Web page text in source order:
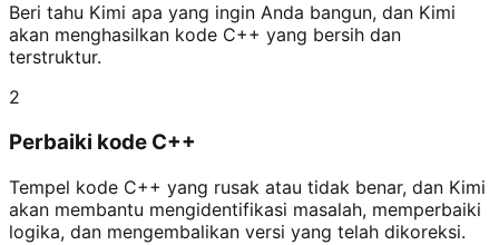
Beri tahu Kimi apa yang ingin Anda bangun, dan Kimi
akan menghasilkan kode C++ yang bersih dan
terstruktur.
2
Perbaiki kode C++
Tempel kode C++ yang rusak atau tidak benar, dan Kimi
akan membantu mengidentifikasi masalah, memperbaiki
logika, dan mengembalikan versi yang telah dikoreksi.